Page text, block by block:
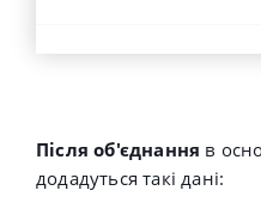
Після об'єднання в
додадуться такі дані: